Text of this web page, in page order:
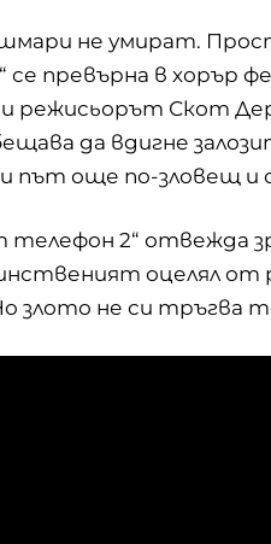
не умират.
“ се превърна в хорър
режисьорът Скот
да вдигне
път още по-зловещ и
телефон 2“ отвежда
оцелял от
злото не си тръгва